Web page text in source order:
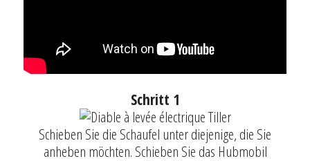
Schritt 1
Schieben Sie die Schaufel unter diejenige, die Sie
anheben möchten. Schieben Sie das Hubmobil